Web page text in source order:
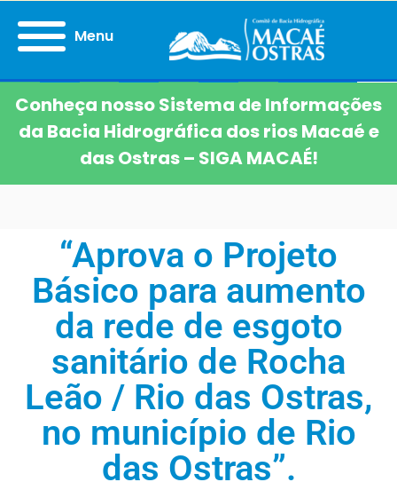
Menu
Conheça nosso Sistema de Informações
da Bacia Hidrográfica dos rios Macaé e
das Ostras – SIGA MACAÉ!
“Aprova o Projeto
Básico para aumento
da rede de esgoto
sanitário de Rocha
Leão / Rio das Ostras,
no município de Rio
das Ostras”.